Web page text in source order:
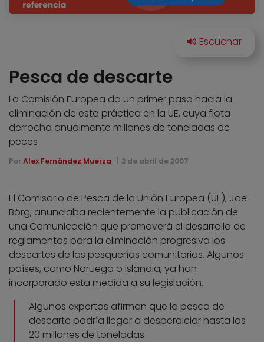
Pesca de descarte
La Comisión Europea da un primer paso hacia la
eliminación de esta práctica en la UE, cuya flota
derrocha anualmente millones de toneladas de
peces
Por Alex Fernández Muerza 2 de abril de 2007
El Comisario de Pesca de la Unión Europea (UE), Joe
Börg, anunciaba recientemente la publicación de
una Comunicación que promoverá el desarrollo de
reglamentos para la eliminación progresiva los
descartes de las pesquerías comunitarias. Algunos
países, como Noruega o Islandia, ya han
incorporado esta medida a su legislación.
Algunos expertos afirman que la pesca de
descarte podría llegar a desperdiciar hasta los
20 millones de toneladas